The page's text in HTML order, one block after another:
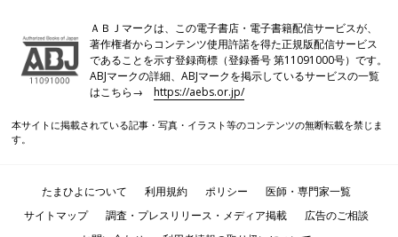
ＡＢＪマークは、この電子書店・電子書籍配信サービスが、
著作権者からコンテンツ使用許諾を得た正規版配信サービス
であることを示す登録商標（登録番号 第11091000号）です。
ABJマークの詳細、ABJマークを掲示しているサービスの一覧
はこちら→https://aebs.or.jp/
本サイトに掲載されている記事・写真・イラスト等のコンテンツの無断転載を禁じま
す。
たまひよについて 利用規約 ポリシー
医師・専門家一覧
サイトマップ
調査・プレスリリース・メディア掲載
広告のご相談